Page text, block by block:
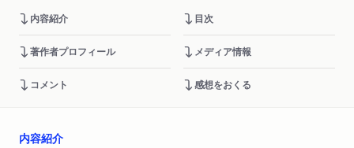
内容紹介 目次
著作者プロフィール メディア情報
コメント 感想をおくる
内容紹介